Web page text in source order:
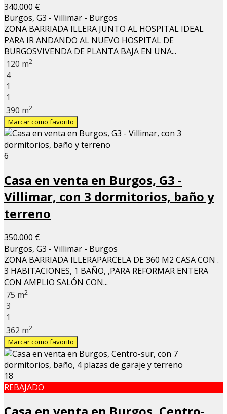
340.000 €
Burgos, G3 - Villimar - Burgos
ZONA BARRIADA ILLERA JUNTO AL HOSPITAL IDEAL
PARA IR ANDANDO AL NUEVO HOSPITAL DE
BURGOSVIVENDA DE PLANTA BAJA EN UNA...
120 m2
4
1
1
390 m2
Marcar como favorito
6
Casa en venta en Burgos, G3 -
Villimar, con 3 dormitorios, baño y
terreno
350.000 €
Burgos, G3 - Villimar - Burgos
ZONA BARRIADA ILLERAPARCELA DE 360 M2 CASA CON .
3 HABITACIONES, 1 BAÑO, ,PARA REFORMAR ENTERA
CON AMPLIO SALÓN CON...
75 m2
3
1
362 m2
Marcar como favorito
18
REBAJADO